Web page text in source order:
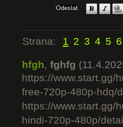
Strana: 1 2 3 4 5 6
hfgh, fghfg
https://www.start.gg/
free-720p-480p-hdq/
https://www.start.gg/
hindi-720p-480p/